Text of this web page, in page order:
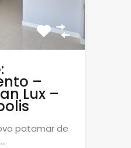
–
Lux –
patamar de